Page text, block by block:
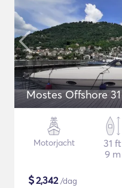
Mostes Offshore 31
Motorjacht
31 ft
9 m
$2,342/dag